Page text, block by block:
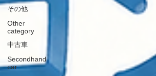
その他
Other
category
中古車
Secondhand
car